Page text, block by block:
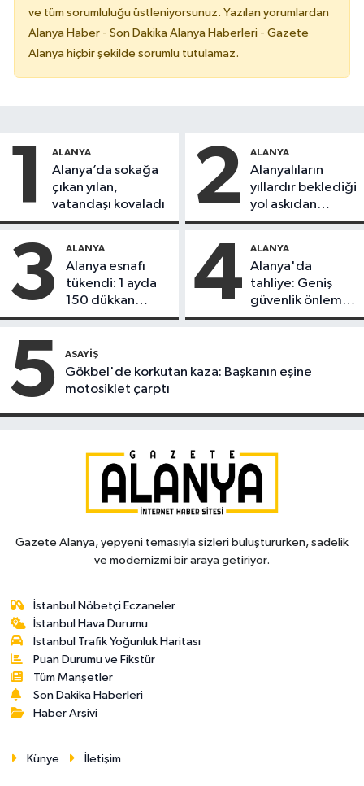
ve tüm sorumluluğu üstleniyorsunuz. Yazılan yorumlardan
Alanya Haber - Son Dakika Alanya Haberleri - Gazete
Alanya hiçbir şekilde sorumlu tutulamaz.
1 ALANYA
Alanya’da sokağa
çıkan yılan,
vatandaşı kovaladı
2 ALANYA
Alanyalıların
yıllardır beklediği
yol askıdan
döndü
3 ALANYA
Alanya esnafı
tükendi: 1 ayda
150 dükkan
kapandı
4 ALANYA
Alanya'da
tahliye: Geniş
güvenlik önlemi
alındı
5 ASAYIŞ
Gökbel'de korkutan kaza: Başkanın eşine
motosiklet çarptı
Gazete Alanya, yepyeni temasıyla sizleri buluştururken, sadelik
ve modernizmi bir araya getiriyor.
İstanbul Nöbetçi Eczaneler
İstanbul Hava Durumu
İstanbul Trafik Yoğunluk Haritası
Puan Durumu ve Fikstür
Tüm Manşetler
Son Dakika Haberleri
Haber Arşivi
Künye İletişim